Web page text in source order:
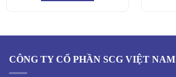
CÔNG TY CỔ PHẦN SCG VIỆT NAM